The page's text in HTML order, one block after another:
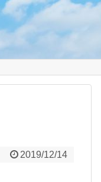
2019/12/14